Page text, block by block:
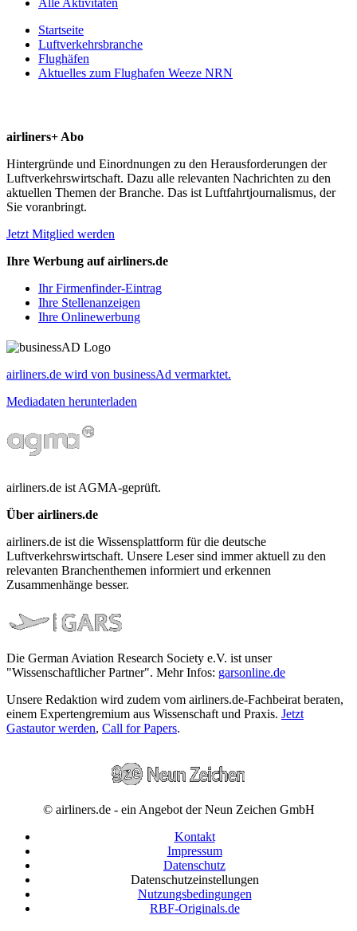
Startseite
Luftverkehrsbranche
Flughäfen
Aktuelles zum Flughafen Weeze NRN
airliners+ Abo
Hintergründe und Einordnungen zu den Herausforderungen der
Luftverkehrswirtschaft. Dazu alle relevanten Nachrichten zu den
aktuellen Themen der Branche. Das ist Luftfahrtjournalismus, der
Sie voranbringt.
Jetzt Mitglied werden
Ihre Werbung auf airliners.de
Ihr Firmenfinder-Eintrag
Ihre Stellenanzeigen
Ihre Onlinewerbung
airliners.de wird von businessAd vermarktet.
Mediadaten herunterladen
airliners.de ist AGMA-geprüft.
Über airliners.de
airliners.de ist die Wissensplattform für die deutsche
Luftverkehrswirtschaft. Unsere Leser sind immer aktuell zu den
relevanten Branchenthemen informiert und erkennen
Zusammenhänge besser.
Die German Aviation Research Society e.V. ist unser
"Wissenschaftlicher Partner". Mehr Infos: garsonline.de
Unsere Redaktion wird zudem vom airliners.de-Fachbeirat beraten,
einem Expertengremium aus Wissenschaft und Praxis. Jetzt
Gastautor werden, Call for Papers.
© airliners.de - ein Angebot der Neun Zeichen GmbH
Kontakt
Impressum
Datenschutz
Datenschutzeinstellungen
Nutzungsbedingungen
RBF-Originals.de